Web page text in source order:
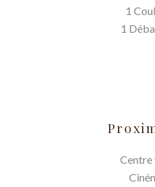
1
1
Centre